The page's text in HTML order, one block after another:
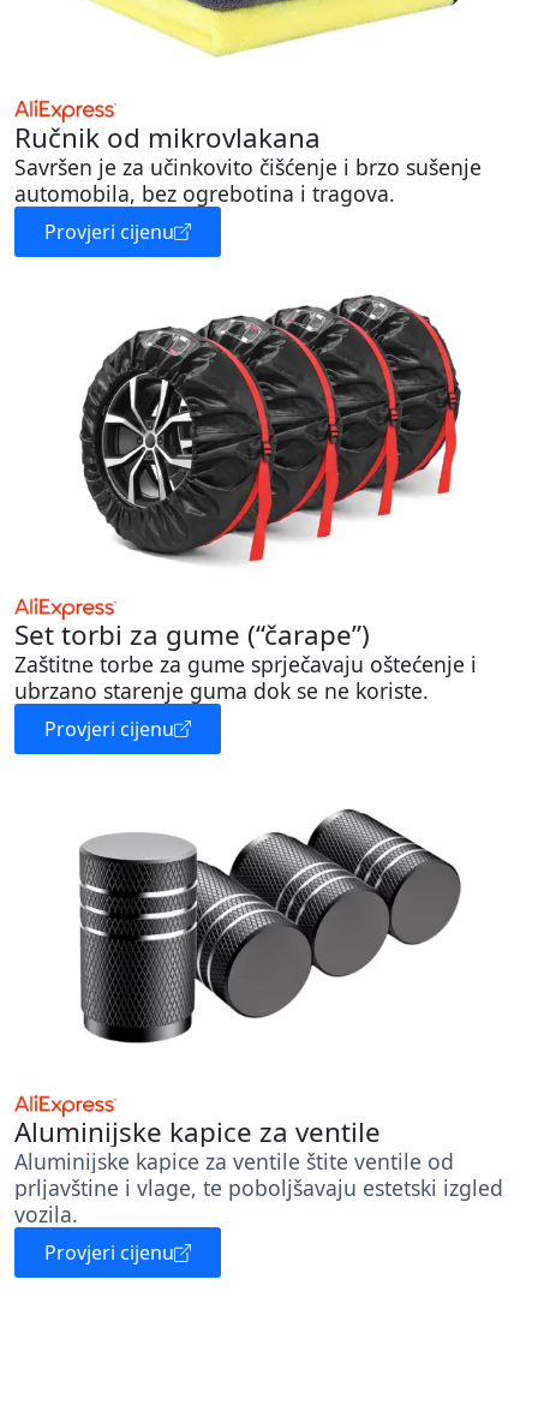
Ručnik od mikrovlakana
Savršen je za učinkovito čišćenje i brzo sušenje
automobila, bez ogrebotina i tragova.
Provjeri cijenu
Set torbi za gume (“čarape”)
Zaštitne torbe za gume sprječavaju oštećenje i
ubrzano starenje guma dok se ne koriste.
Provjeri cijenu
Aluminijske kapice za ventile
Aluminijske kapice za ventile štite ventile od
prljavštine i vlage, te poboljšavaju estetski izgled
vozila.
Provjeri cijenu